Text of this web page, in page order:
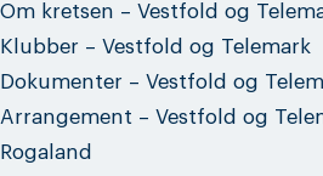
Om kretsen – Vestfold og
Klubber – Vestfold og Telemark
Dokumenter – Vestfold og
Arrangement – Vestfold og
Rogaland